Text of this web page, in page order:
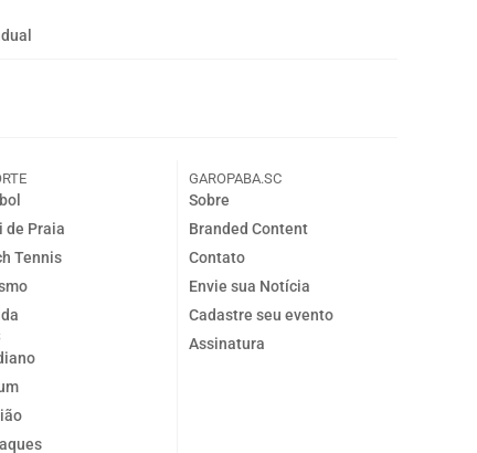
de Praia
Tennis
GAROPABA.SC
Sobre
Branded Content
Contato
Envie sua Notícia
Cadastre seu evento
Assinatura